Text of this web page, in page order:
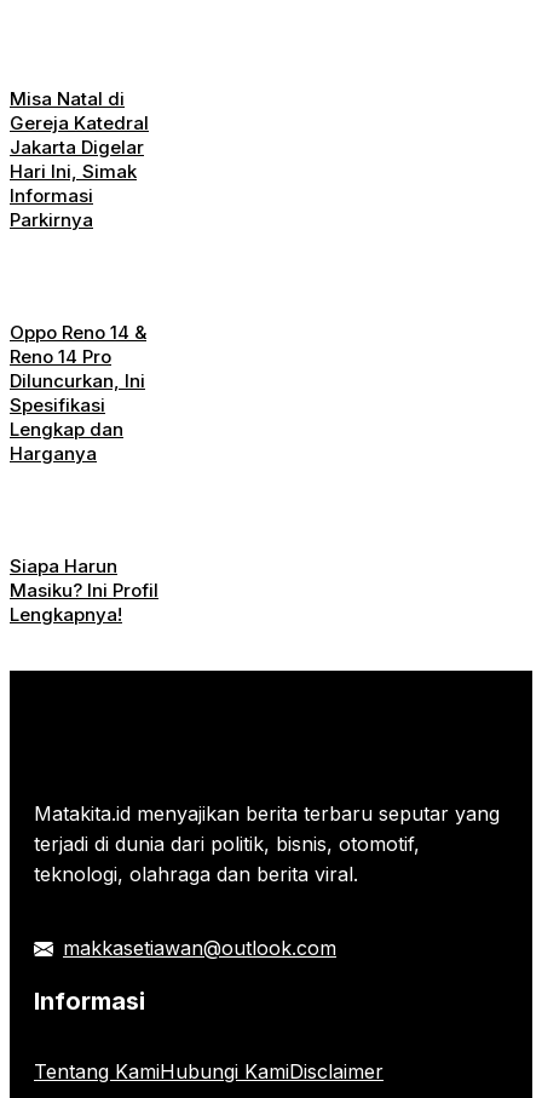
Misa Natal di
Gereja Katedral
Jakarta Digelar
Hari Ini, Simak
Informasi
Parkirnya
Oppo Reno 14 &
Reno 14 Pro
Diluncurkan, Ini
Spesifikasi
Lengkap dan
Harganya
Siapa Harun
Masiku? Ini Profil
Lengkapnya!
Matakita.id menyajikan berita terbaru seputar yang
terjadi di dunia dari politik, bisnis, otomotif,
teknologi, olahraga dan berita viral.
makkasetiawan@outlook.com
Informasi
Tentang KamiHubungi KamiDisclaimer